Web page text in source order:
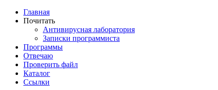
Главная
Почитать
Антивирусная лаборатория
Записки программиста
Программы
Отвечаю
Проверить файл
Каталог
Ссылки